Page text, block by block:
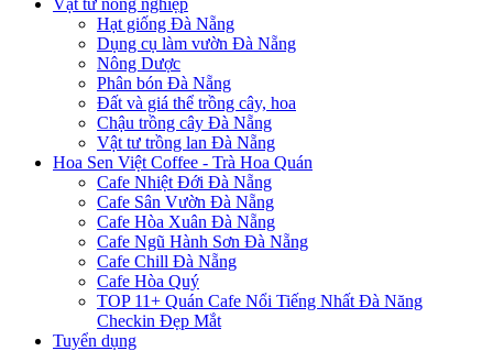
Vật tư nông nghiệp
Hạt giống Đà Nẵng
Dụng cụ làm vườn Đà Nẵng
Nông Dược
Phân bón Đà Nẵng
Đất và giá thể trồng cây, hoa
Chậu trồng cây Đà Nẵng
Vật tư trồng lan Đà Nẵng
Hoa Sen Việt Coffee - Trà Hoa Quán
Cafe Nhiệt Đới Đà Nẵng
Cafe Sân Vườn Đà Nẵng
Cafe Hòa Xuân Đà Nẵng
Cafe Ngũ Hành Sơn Đà Nẵng
Cafe Chill Đà Nẵng
Cafe Hòa Quý
TOP 11+ Quán Cafe Nổi Tiếng Nhất Đà Năng
Checkin Đẹp Mắt
Tuyển dụng